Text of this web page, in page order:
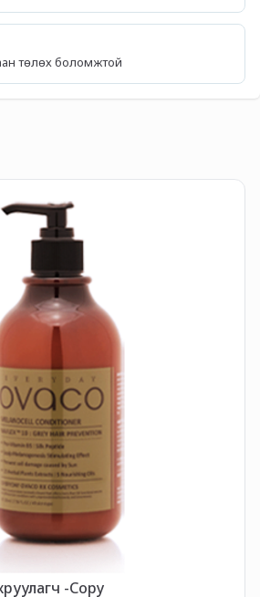
төлөх боломжтой
-Copy